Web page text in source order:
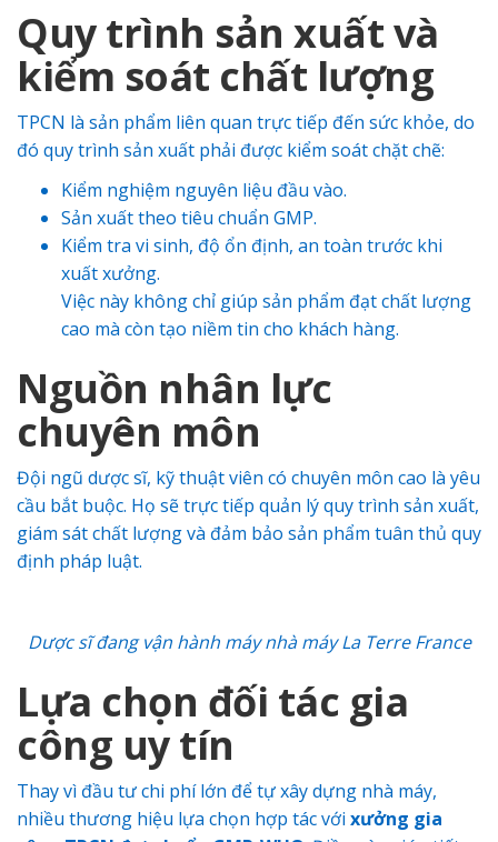
Quy trình sản xuất và
kiểm soát chất lượng
TPCN là sản phẩm liên quan trực tiếp đến sức khỏe, do
đó quy trình sản xuất phải được kiểm soát chặt chẽ:
Kiểm nghiệm nguyên liệu đầu vào.
Sản xuất theo tiêu chuẩn GMP.
Kiểm tra vi sinh, độ ổn định, an toàn trước khi
xuất xưởng.
Việc này không chỉ giúp sản phẩm đạt chất lượng
cao mà còn tạo niềm tin cho khách hàng.
Nguồn nhân lực
chuyên môn
Đội ngũ dược sĩ, kỹ thuật viên có chuyên môn cao là yêu
cầu bắt buộc. Họ sẽ trực tiếp quản lý quy trình sản xuất,
giám sát chất lượng và đảm bảo sản phẩm tuân thủ quy
định pháp luật.
Dược sĩ đang vận hành máy nhà máy La Terre France
Lựa chọn đối tác gia
công uy tín
Thay vì đầu tư chi phí lớn để tự xây dựng nhà máy,
nhiều thương hiệu lựa chọn hợp tác với xưởng gia